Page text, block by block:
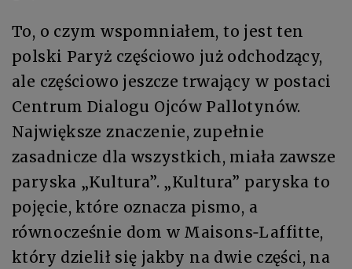
To, o czym wspomniałem, to jest ten
polski Paryż częściowo już odchodzący,
ale częściowo jeszcze trwający w postaci
Centrum Dialogu Ojców Pallotynów.
Największe znaczenie, zupełnie
zasadnicze dla wszystkich, miała zawsze
paryska „Kultura”. „Kultura” paryska to
pojęcie, które oznacza pismo, a
równocześnie dom w Maisons‑Laffitte,
który dzielił się jakby na dwie części, na